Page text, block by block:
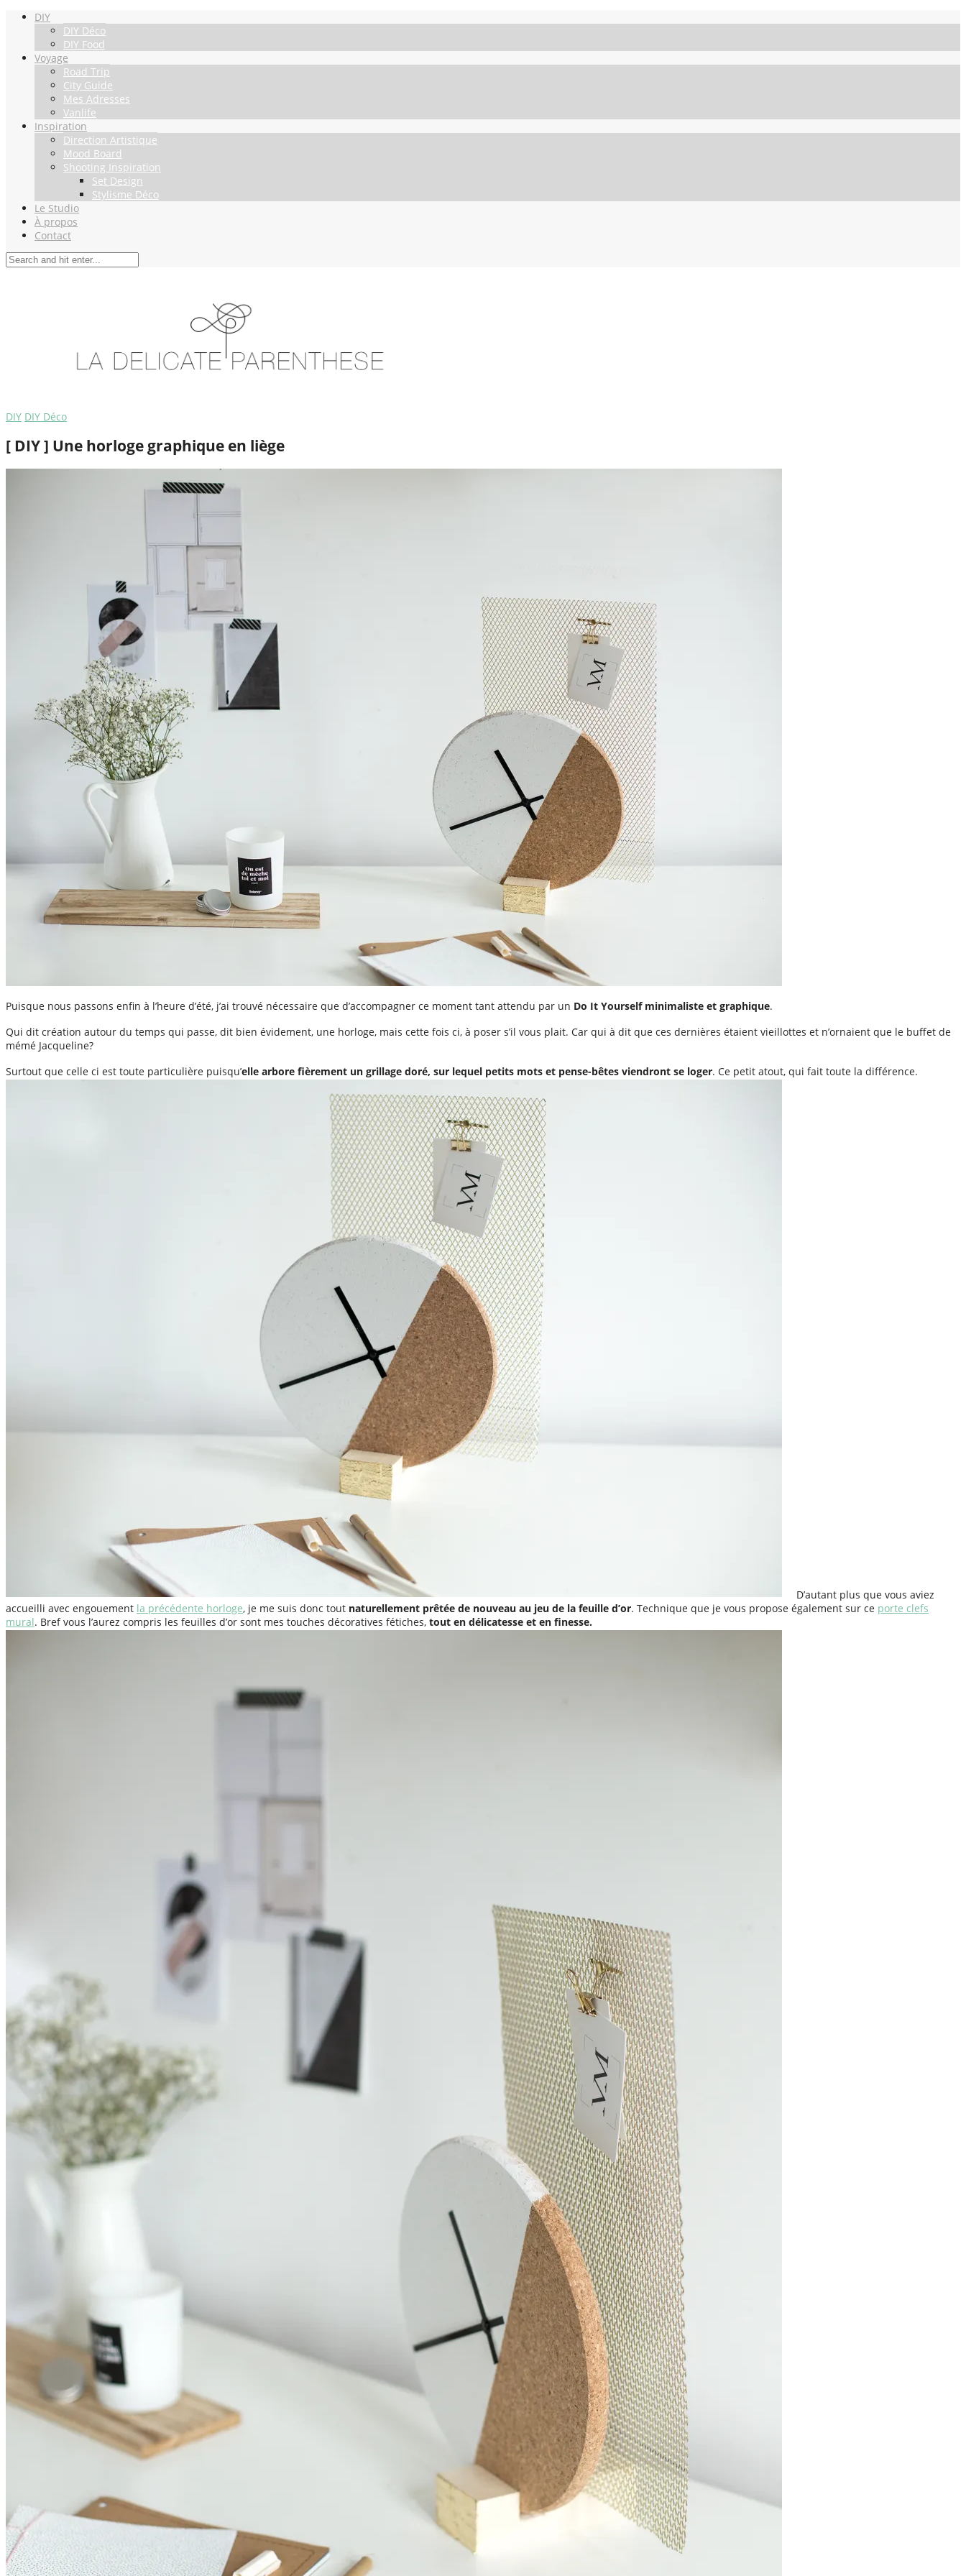
DIY
DIY Déco
DIY Food
Voyage
Road Trip
City Guide
Mes Adresses
Vanlife
Inspiration
Direction Artistique
Mood Board
Shooting Inspiration
Set Design
Stylisme Déco
Le Studio
À propos
Contact
DIY DIY Déco
[ DIY ] Une horloge graphique en liège
Puisque nous passons enfin à l’heure d’été, j’ai trouvé nécessaire que d’accompagner ce moment tant attendu par un Do It Yourself minimaliste et graphique.
Qui dit création autour du temps qui passe, dit bien évidement, une horloge, mais cette fois ci, à poser s’il vous plait. Car qui à dit que ces dernières étaient vieillottes et n’ornaient que le buffet de
mémé Jacqueline?
Surtout que celle ci est toute particulière puisqu’elle arbore fièrement un grillage doré, sur lequel petits mots et pense-bêtes viendront se loger. Ce petit atout, qui fait toute la différence.
D’autant plus que vous aviez
accueilli avec engouement la précédente horloge, je me suis donc tout naturellement prêtée de nouveau au jeu de la feuille d’or. Technique que je vous propose également sur ce porte clefs
mural. Bref vous l’aurez compris les feuilles d’or sont mes touches décoratives fétiches, tout en délicatesse et en finesse.